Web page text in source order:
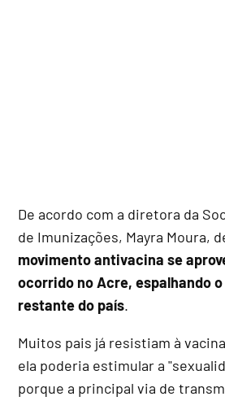
De acordo com a diretora da
de Imunizações, Mayra Moura,
movimento antivacina se
ocorrido no Acre, espalhando
restante do país.
Muitos pais já resistiam à
ela poderia estimular a
porque a principal via de